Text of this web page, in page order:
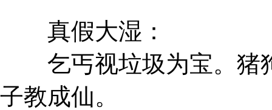
真假大湿：
乞丐视垃圾为宝。猪
子教成仙。